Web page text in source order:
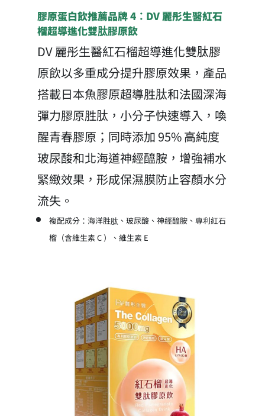
膠原蛋白飲推薦品牌 4：DV 麗彤生醫紅石
榴超導進化雙肽膠原飲
DV 麗彤生醫紅石榴超導進化雙肽膠
原飲以多重成分提升膠原效果，產品
搭載日本魚膠原超導胜肽和法國深海
彈力膠原胜肽，小分子快速導入，喚
醒青春膠原；同時添加 95% 高純度
玻尿酸和北海道神經醯胺，增強補水
緊緻效果，形成保濕膜防止容顏水分
流失。
複配成分：海洋胜肽、玻尿酸、神經醯胺、專利紅石
榴（含維生素 C ）、維生素 E